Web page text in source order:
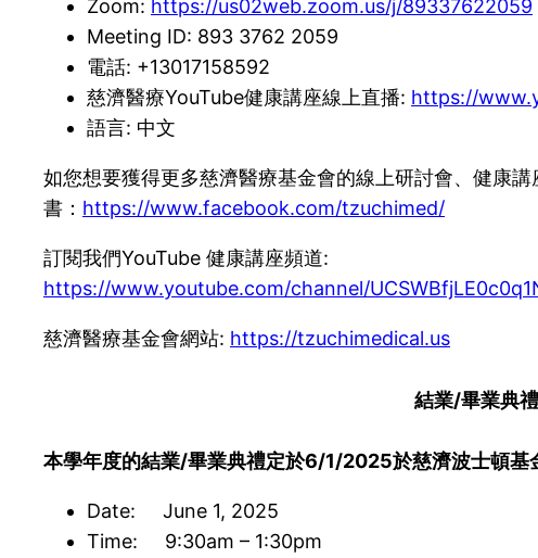
Zoom: https://us02web.zoom.us/j/89337622059
Meeting ID: 893 3762 2059
電話: +13017158592
慈濟醫療YouTube健康講座線上直播: https://
語言: 中文
如您想要獲得更多慈濟醫療基金會的線上研討會、健康
書： https://www.facebook.com/tzuchimed/
訂閱我們YouTube 健康講座頻道:
https://www.youtube.com/channel/
慈濟醫療基金會網站: https://tzuchimedical.us
結業/畢業典禮
本學年度的結業/畢業典禮定於6/1/2025於慈濟波士頓基
Date: June 1, 2025
Time: 9:30am – 1:30pm